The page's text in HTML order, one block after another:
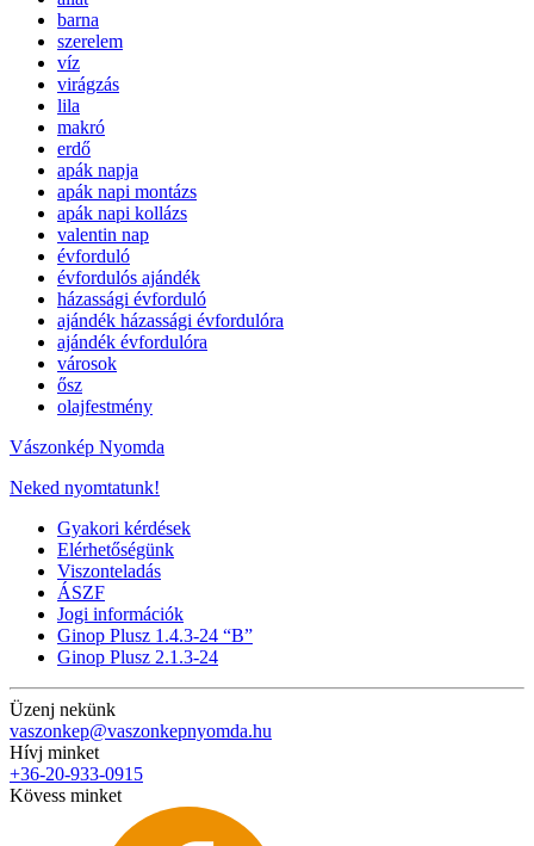
barna
szerelem
víz
virágzás
lila
makró
erdő
apák napja
apák napi montázs
apák napi kollázs
valentin nap
évforduló
évfordulós ajándék
házassági évforduló
ajándék házassági évfordulóra
ajándék évfordulóra
városok
ősz
olajfestmény
Vászonkép Nyomda
Neked nyomtatunk!
Gyakori kérdések
Elérhetőségünk
Viszonteladás
ÁSZF
Jogi információk
Ginop Plusz 1.4.3-24 “B”
Ginop Plusz 2.1.3-24
Üzenj nekünk
vaszonkep@vaszonkepnyomda.hu
Hívj minket
+36-20-933-0915
Kövess minket